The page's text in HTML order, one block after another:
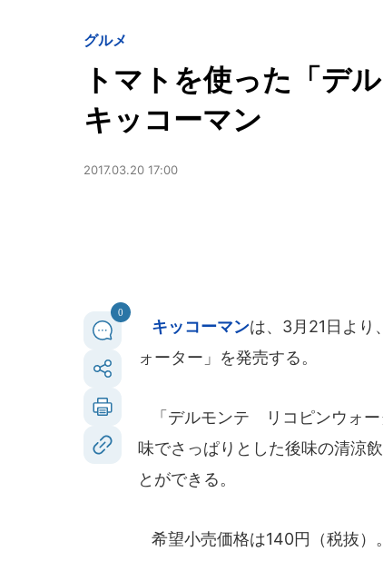
グルメ
トマトを使った「デ
キッコーマン
2017.03.20 17:00
0
キッコーマンは、3月21日よ
ォーター」を発売する。
「デルモンテ リコピンウォー
味でさっぱりとした後味の清涼
とができる。
希望小売価格は140円（税抜）。